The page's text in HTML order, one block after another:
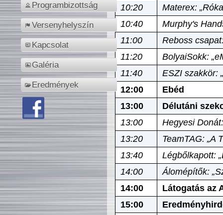
Programbizottság
Versenyhelyszín
Kapcsolat
Galéria
Eredmények
10:20
Materex:
10:40
Murphy's
11:00
Reboss
11:20
BolyaiSokk:
11:40
ESZI szakkör:
12:00
Ebéd
13:00
Délutáni
13:00
Hegyesi
13:20
TeamTAG: „A
13:40
Légbőlkapott:
14:00
Álomépítők:
14:00
Látogatás az
15:00